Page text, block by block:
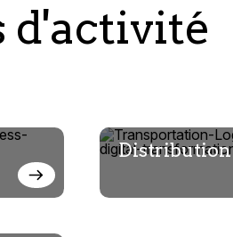
d'activité
Distribution